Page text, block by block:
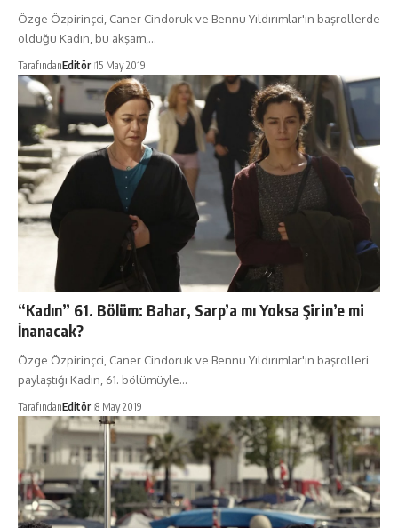
Özge Özpirinçci, Caner Cindoruk ve Bennu Yıldırımlar'ın başrollerde
olduğu Kadın, bu akşam,…
TarafındanEditör 15 May 2019
“Kadın” 61. Bölüm: Bahar, Sarp’a mı Yoksa Şirin’e mi
İnanacak?
Özge Özpirinçci, Caner Cindoruk ve Bennu Yıldırımlar'ın başrolleri
paylaştığı Kadın, 61. bölümüyle…
TarafındanEditör 8 May 2019